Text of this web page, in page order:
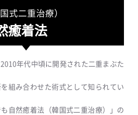
国式二重治療）
癒着法
年代中頃に開発された二重まぶた
組み合わせた術式として知られてい
自然癒着法（韓国式二重治療）」の